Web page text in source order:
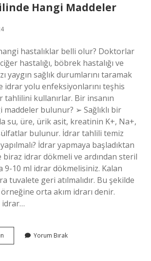
Hangi Maddeler
hastalıklar belli olur? Doktorlar
hastalığı, böbrek hastalığı ve
yaygın sağlık durumlarını taramak
idrar yolu enfeksiyonlarını teşhis
tahlilini kullanırlar. Bir insanın
maddeler bulunur? ➢ Sağlıklı bir
su, üre, ürik asit, kreatinin K+, Na+,
bulunur. İdrar tahlili temiz
İdrar yapmaya başladıktan
idrar dökmeli ve ardından steril
9-10 ml idrar dökmelisiniz. Kalan
tuvalete geri atılmalıdır. Bu şekilde
orta akım idrarı denir.
idrar…
Tahlilinde
Yorum Bırak